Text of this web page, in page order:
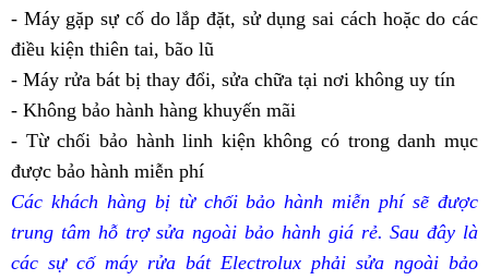
- Máy gặp sự cố do lắp đặt, sử dụng sai cách hoặc do các
điều kiện thiên tai, bão lũ
- Máy rửa bát bị thay đổi, sửa chữa tại nơi không uy tín
- Không bảo hành hàng khuyến mãi
- Từ chối bảo hành linh kiện không có trong danh mục
được bảo hành miễn phí
Các khách hàng bị từ chối bảo hành miễn phí sẽ được
trung tâm hỗ trợ sửa ngoài bảo hành giá rẻ. Sau đây là
các sự cố máy rửa bát Electrolux phải sửa ngoài bảo